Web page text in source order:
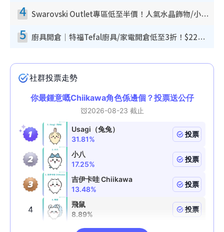
4 Swarovski Outlet專區低至半價！人氣水晶飾物/小擺設$138起！迪士尼款/水晶高跟鞋都有平
5 廚具開倉｜特福Tefal廚具/家電開倉低至3折！$220起買平底鍋/炒鑊/湯煲！電飯煲/吸塵機/燙斗$418起